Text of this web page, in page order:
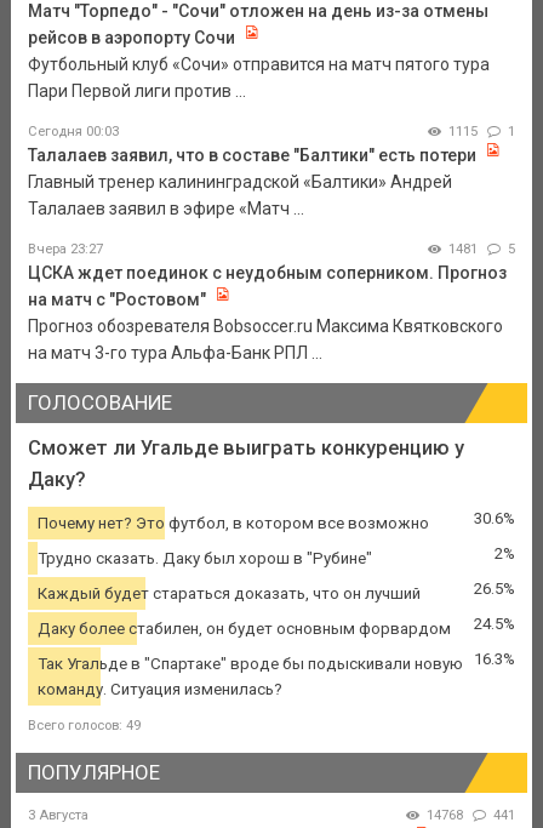
Матч "Торпедо" - "Сочи" отложен на день из-за отмены
рейсов в аэропорту Сочи
Футбольный клуб «Сочи» отправится на матч пятого тура
Пари Первой лиги против ...
Сегодня 00:03 1115 1
Талалаев заявил, что в составе "Балтики" есть потери
Главный тренер калининградской «Балтики» Андрей
Талалаев заявил в эфире «Матч ...
Вчера 23:27 1481 5
ЦСКА ждет поединок с неудобным соперником. Прогноз
на матч с "Ростовом"
Прогноз обозревателя Bobsoccer.ru Максима Квятковского
на матч 3-го тура Альфа-Банк РПЛ ...
ГОЛОСОВАНИЕ
Сможет ли Угальде выиграть конкуренцию у
Даку?
Почему нет? Это футбол, в котором все возможно 30.6%
Трудно сказать. Даку был хорош в "Рубине" 2%
Каждый будет стараться доказать, что он лучший 26.5%
Даку более стабилен, он будет основным форвардом 24.5%
Так Угальде в "Спартаке" вроде бы подыскивали новую
команду. Ситуация изменилась?
16.3%
Всего голосов: 49
ПОПУЛЯРНОЕ
3 Августа 14768 441